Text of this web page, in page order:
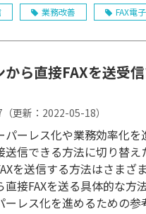
業務改善 FAX電
から直接FAXを送受
（更新： 2022-05-18）
パーレス化や業務効率化を
送信できる方法に切り替
送信する方法はさまざまあります。
直接FAXを送る具体的な方
ーレス化を進めるための参